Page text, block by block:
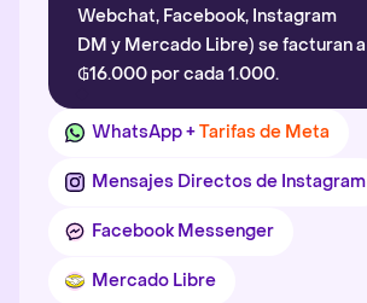
Webchat, Facebook, Instagram
DM y Mercado Libre) se facturan a
₲16.000 por cada 1.000.
WhatsApp +Tarifas de Meta
Mensajes Directos de Instagram
Facebook Messenger
Mercado Libre